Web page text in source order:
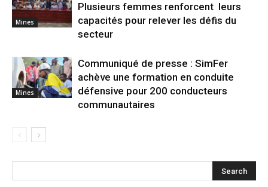
Mines
Plusieurs femmes renforcent leurs
capacités pour relever les défis du
secteur
Mines
Communiqué de presse : SimFer
achève une formation en conduite
défensive pour 200 conducteurs
communautaires